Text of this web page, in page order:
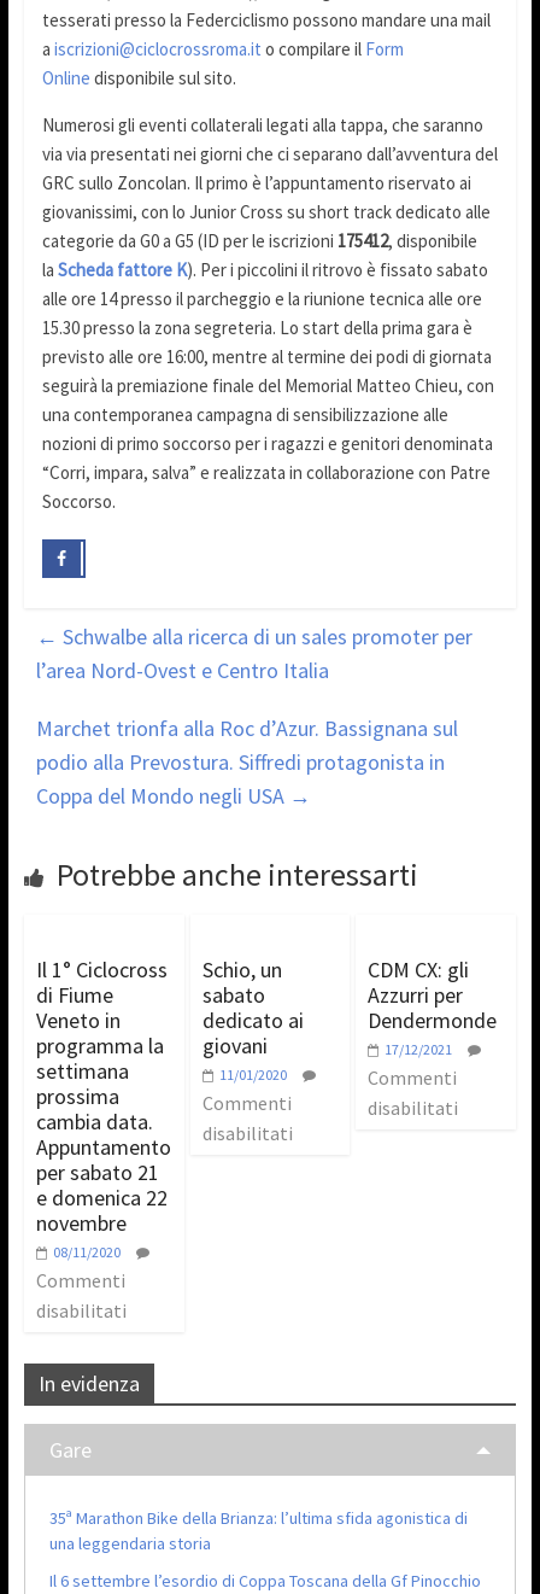
tesserati presso la Federciclismo possono mandare una mail
a iscrizioni@ciclocrossroma.it o compilare il Form
Online disponibile sul sito.
Numerosi gli eventi collaterali legati alla tappa, che saranno
via via presentati nei giorni che ci separano dall’avventura del
GRC sullo Zoncolan. Il primo è l’appuntamento riservato ai
giovanissimi, con lo Junior Cross su short track dedicato alle
categorie da G0 a G5 (ID per le iscrizioni 175412, disponibile
la Scheda fattore K). Per i piccolini il ritrovo è fissato sabato
alle ore 14 presso il parcheggio e la riunione tecnica alle ore
15.30 presso la zona segreteria. Lo start della prima gara è
previsto alle ore 16:00, mentre al termine dei podi di giornata
seguirà la premiazione finale del Memorial Matteo Chieu, con
una contemporanea campagna di sensibilizzazione alle
nozioni di primo soccorso per i ragazzi e genitori denominata
“Corri, impara, salva” e realizzata in collaborazione con Patre
Soccorso.
← Schwalbe alla ricerca di un sales promoter per
l’area Nord-Ovest e Centro Italia
Marchet trionfa alla Roc d’Azur. Bassignana sul
podio alla Prevostura. Siffredi protagonista in
Coppa del Mondo negli USA →
Potrebbe anche interessarti
Il 1° Ciclocross
di Fiume
Veneto in
programma la
settimana
prossima
cambia data.
Appuntamento
per sabato 21
e domenica 22
novembre
08/11/2020
Commenti
disabilitati
Schio, un
sabato
dedicato ai
giovani
11/01/2020
Commenti
disabilitati
CDM CX: gli
Azzurri per
Dendermonde
17/12/2021
Commenti
disabilitati
In evidenza
Gare
35ª Marathon Bike della Brianza: l’ultima sfida agonistica di
una leggendaria storia
Il 6 settembre l’esordio di Coppa Toscana della Gf Pinocchio